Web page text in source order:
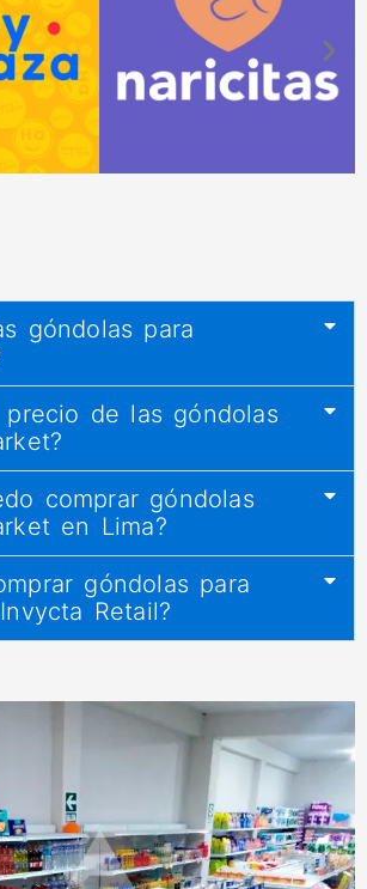
góndolas para
de las góndolas
comprar góndolas
en Lima?
góndolas para
Retail?